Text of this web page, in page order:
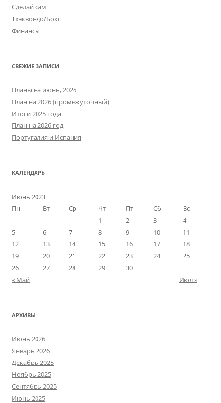
Сделай сам
Тхэквондо/Бокс
Финансы
СВЕЖИЕ ЗАПИСИ
Планы на июнь, 2026
План на 2026 (промежуточный)
Итоги 2025 года
План на 2026 год
Португалия и Испания
КАЛЕНДАРЬ
Июнь 2023
Пн
Вт Ср Чт Пт Сб
Вс
1
2 3
4
5
6 7 8 9 10
11
12
13 14 15 16 17
18
19
20 21 22 23 24
25
26
27 28 29
30
« Май
Июл »
АРХИВЫ
Июнь 2026
Январь 2026
Декабрь 2025
Ноябрь 2025
Сентябрь 2025
Июнь 2025